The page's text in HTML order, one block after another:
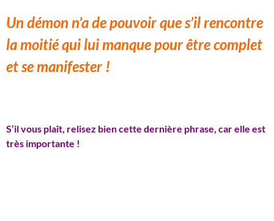
Un démon n’a de pouvoir que s’il rencontre
la moitié qui lui manque pour être complet
et se manifester !
S’il vous plaît, relisez bien cette dernière phrase, car elle est
très importante !